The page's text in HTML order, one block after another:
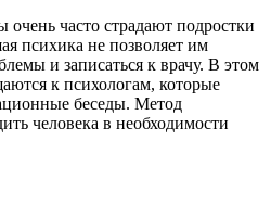
часто страдают подростки
психика не позволяет им
и записаться к врачу. В этом
к психологам, которые
беседы. Метод
человека в необходимости